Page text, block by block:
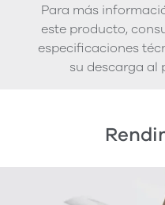
Para más
este producto,
especificaciones
su descarga al